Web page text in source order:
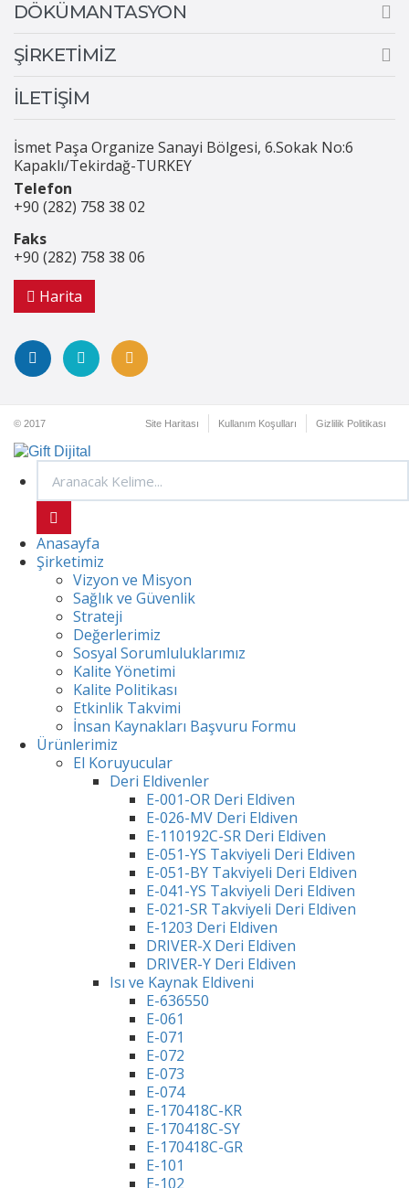
DÖKÜMANTASYON
ŞİRKETİMİZ
İLETİŞİM
İsmet Paşa Organize Sanayi Bölgesi, 6.Sokak No:6
Kapaklı/Tekirdağ-TURKEY
Telefon
+90 (282) 758 38 02
Faks
+90 (282) 758 38 06
Harita
© 2017 Site Haritası Kullanım Koşulları Gizlilik Politikası
Anasayfa
Şirketimiz
Vizyon ve Misyon
Sağlık ve Güvenlik
Strateji
Değerlerimiz
Sosyal Sorumluluklarımız
Kalite Yönetimi
Kalite Politikası
Etkinlik Takvimi
İnsan Kaynakları Başvuru Formu
Ürünlerimiz
El Koruyucular
Deri Eldivenler
E-001-OR Deri Eldiven
E-026-MV Deri Eldiven
E-110192C-SR Deri Eldiven
E-051-YS Takviyeli Deri Eldiven
E-051-BY Takviyeli Deri Eldiven
E-041-YS Takviyeli Deri Eldiven
E-021-SR Takviyeli Deri Eldiven
E-1203 Deri Eldiven
DRIVER-X Deri Eldiven
DRIVER-Y Deri Eldiven
Isı ve Kaynak Eldiveni
E-636550
E-061
E-071
E-072
E-073
E-074
E-170418C-KR
E-170418C-SY
E-170418C-GR
E-101
E-102